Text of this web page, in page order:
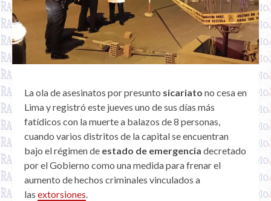
La ola de asesinatos por presunto sicariato no cesa en
Lima y registró este jueves uno de sus días más
fatídicos con la muerte a balazos de 8 personas,
cuando varios distritos de la capital se encuentran
bajo el régimen de estado de emergencia decretado
por el Gobierno como una medida para frenar el
aumento de hechos criminales vinculados a
las extorsiones.